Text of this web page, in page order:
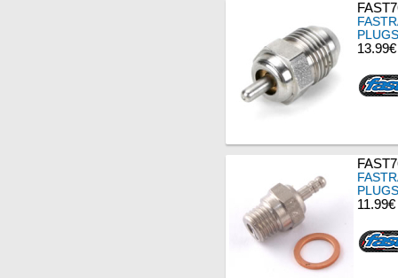
13.99€
11.99€